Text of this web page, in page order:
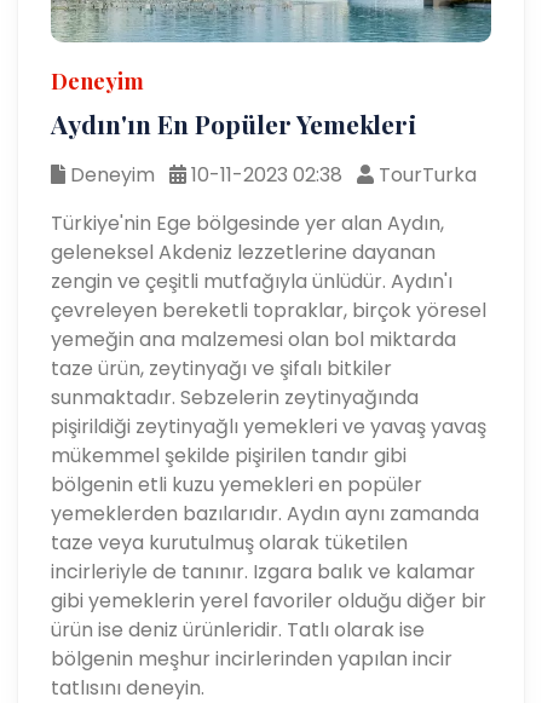
Deneyim
Aydın'ın En Popüler Yemekleri
Deneyim 10-11-2023 02:38
TourTurka
Türkiye'nin Ege bölgesinde yer alan Aydın,
geleneksel Akdeniz lezzetlerine dayanan
zengin ve çeşitli mutfağıyla ünlüdür. Aydın'ı
çevreleyen bereketli topraklar, birçok yöresel
yemeğin ana malzemesi olan bol miktarda
taze ürün, zeytinyağı ve şifalı bitkiler
sunmaktadır. Sebzelerin zeytinyağında
pişirildiği zeytinyağlı yemekleri ve yavaş yavaş
mükemmel şekilde pişirilen tandır gibi
bölgenin etli kuzu yemekleri en popüler
yemeklerden bazılarıdır. Aydın aynı zamanda
taze veya kurutulmuş olarak tüketilen
incirleriyle de tanınır. Izgara balık ve kalamar
gibi yemeklerin yerel favoriler olduğu diğer bir
ürün ise deniz ürünleridir. Tatlı olarak ise
bölgenin meşhur incirlerinden yapılan incir
tatlısını deneyin.